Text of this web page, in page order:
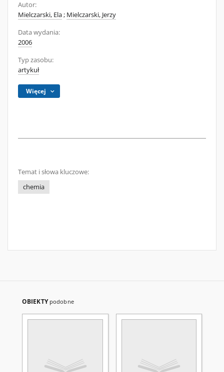
Autor:
Mielczarski, Ela; Mielczarski, Jerzy
Data wydania:
2006
Typ zasobu:
artykuł
Więcej
Temat i słowa kluczowe:
chemia
OBIEKTY podobne